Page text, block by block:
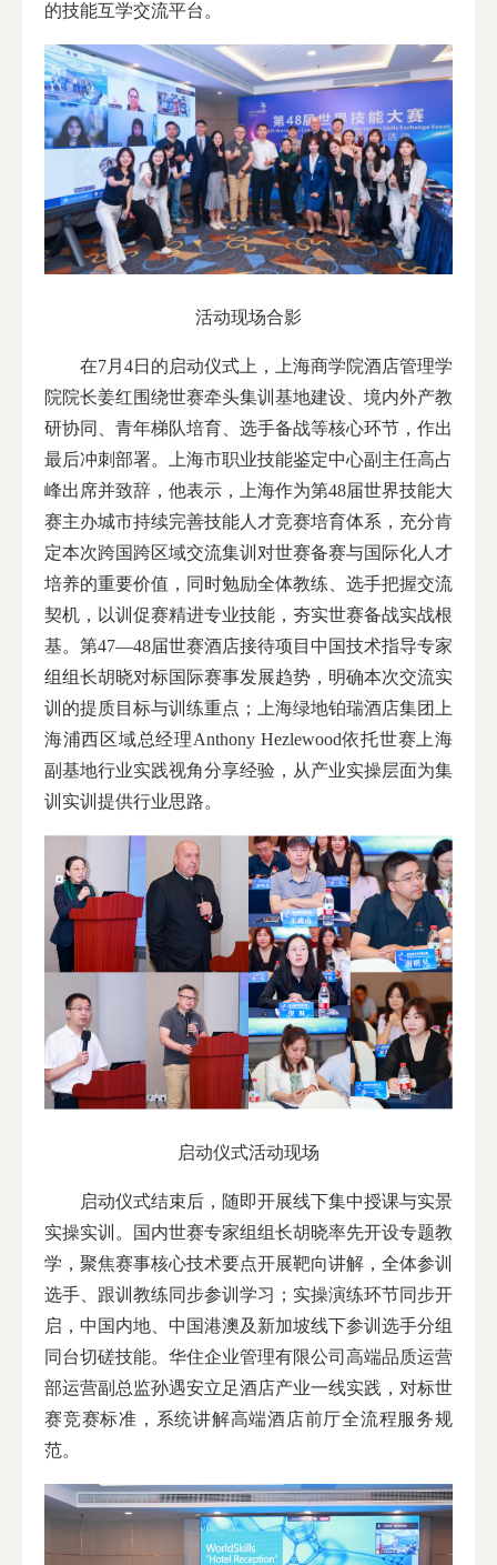
的技能互学交流平台。
活动现场合影
在7月4日的启动仪式上，上海商学院酒店管理学
院院长姜红围绕世赛牵头集训基地建设、境内外产教
研协同、青年梯队培育、选手备战等核心环节，作出
最后冲刺部署。上海市职业技能鉴定中心副主任高占
峰出席并致辞，他表示，上海作为第48届世界技能大
赛主办城市持续完善技能人才竞赛培育体系，充分肯
定本次跨国跨区域交流集训对世赛备赛与国际化人才
培养的重要价值，同时勉励全体教练、选手把握交流
契机，以训促赛精进专业技能，夯实世赛备战实战根
基。第47—48届世赛酒店接待项目中国技术指导专家
组组长胡晓对标国际赛事发展趋势，明确本次交流实
训的提质目标与训练重点；上海绿地铂瑞酒店集团上
海浦西区域总经理Anthony Hezlewood依托世赛上海
副基地行业实践视角分享经验，从产业实操层面为集
训实训提供行业思路。
启动仪式活动现场
启动仪式结束后，随即开展线下集中授课与实景
实操实训。国内世赛专家组组长胡晓率先开设专题教
学，聚焦赛事核心技术要点开展靶向讲解，全体参训
选手、跟训教练同步参训学习；实操演练环节同步开
启，中国内地、中国港澳及新加坡线下参训选手分组
同台切磋技能。华住企业管理有限公司高端品质运营
部运营副总监孙遇安立足酒店产业一线实践，对标世
赛竞赛标准，系统讲解高端酒店前厅全流程服务规
范。